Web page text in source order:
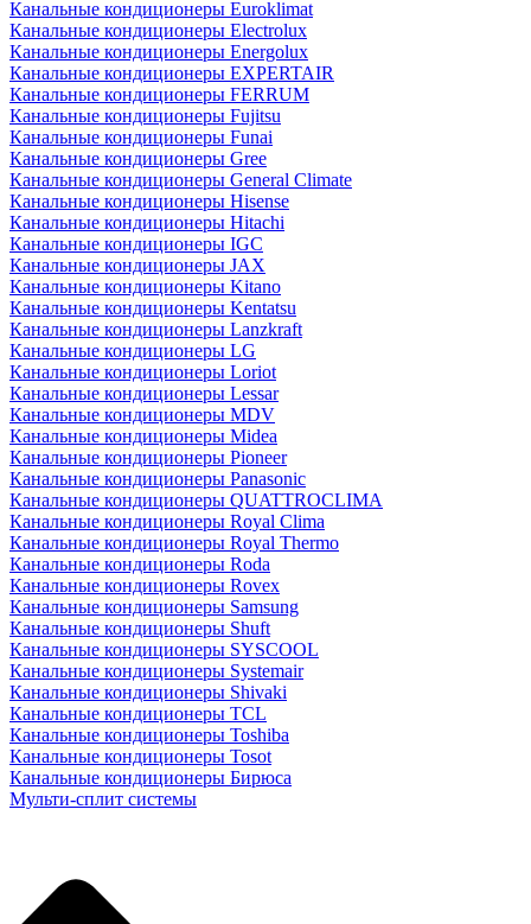
Канальные кондиционеры Euroklimat
Канальные кондиционеры Electrolux
Канальные кондиционеры Energolux
Канальные кондиционеры EXPERTAIR
Канальные кондиционеры FERRUM
Канальные кондиционеры Fujitsu
Канальные кондиционеры Funai
Канальные кондиционеры Gree
Канальные кондиционеры General Climate
Канальные кондиционеры Hisense
Канальные кондиционеры Hitachi
Канальные кондиционеры IGC
Канальные кондиционеры JAX
Канальные кондиционеры Kitano
Канальные кондиционеры Kentatsu
Канальные кондиционеры Lanzkraft
Канальные кондиционеры LG
Канальные кондиционеры Loriot
Канальные кондиционеры Lessar
Канальные кондиционеры MDV
Канальные кондиционеры Midea
Канальные кондиционеры Pioneer
Канальные кондиционеры Panasonic
Канальные кондиционеры QUATTROCLIMA
Канальные кондиционеры Royal Clima
Канальные кондиционеры Royal Thermo
Канальные кондиционеры Roda
Канальные кондиционеры Rovex
Канальные кондиционеры Samsung
Канальные кондиционеры Shuft
Канальные кондиционеры SYSCOOL
Канальные кондиционеры Systemair
Канальные кондиционеры Shivaki
Канальные кондиционеры TCL
Канальные кондиционеры Toshiba
Канальные кондиционеры Tosot
Канальные кондиционеры Бирюса
Мульти-сплит системы